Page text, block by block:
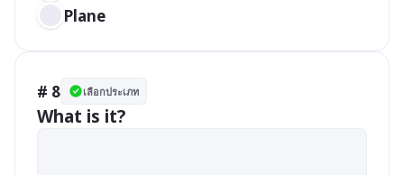
Plane
# 8 เลือกประเภท
What is it?